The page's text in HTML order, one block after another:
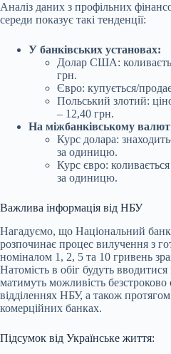
Аналіз даних з профільних
середи показує такі тенденції:
У банківських установах:
Долар США:
грн.
Євро: купується/
Польський злотий:
– 12,40 грн.
На міжбанківському
Курс долара:
за одиницю.
Курс євро:
за одиницю.
Важлива інформація від НБУ
Нагадуємо, що Національний
розпочинає процес вилучення з
номіналом 1, 2, 5 та 10 гривень
Натомість в обіг будуть
матимуть можливість
відділеннях НБУ, а також
комерційних банках.
Підсумок від Українське життя: